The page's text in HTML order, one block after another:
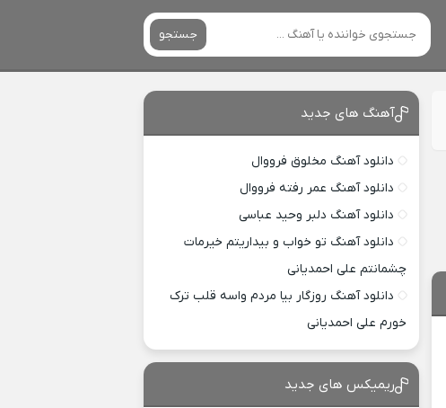
جستجو
آهنگ های جدید
دانلود آهنگ مخلوق فرووال
دانلود آهنگ عمر رفته فرووال
دانلود آهنگ دلبر وحید عباسی
دانلود آهنگ تو خواب و بیداریتم خیرمات
چشمانتم علی احمدیانی
دانلود آهنگ روزگار بیا مردم واسه قلب ترک
خورم علی احمدیانی
ریمیکس های جدید